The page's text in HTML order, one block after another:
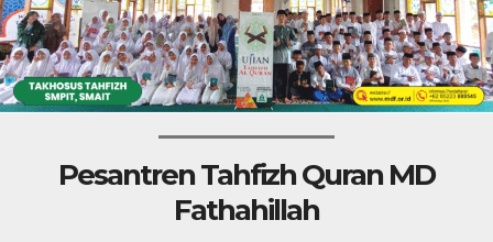
Pesantren Tahfizh Quran MD
Fathahillah